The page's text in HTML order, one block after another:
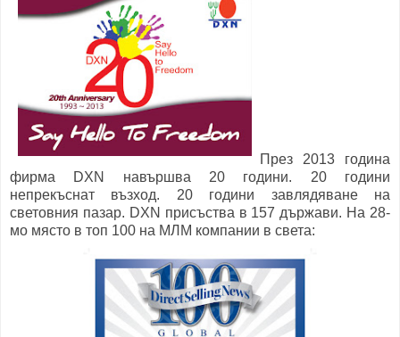
През 2013 година
фирма DXN навършва 20 години. 20 години
непрекъснат възход. 20 години завлядяване на
световния пазар. DXN присъства в 157 държави. На 28-
мо място в топ 100 на МЛМ компании в света: